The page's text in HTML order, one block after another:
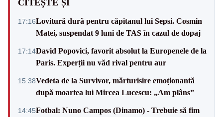
CITEȘTE ȘI
17:16Lovitură dură pentru căpitanul lui Sepsi. Cosmin
Matei, suspendat 9 luni de TAS în cazul de dopaj
17:14David Popovici, favorit absolut la Europenele de la
Paris. Experții nu văd rival pentru aur
15:38Vedeta de la Survivor, mărturisire emoționantă
după moartea lui Mircea Lucescu: „Am plâns”
14:45Fotbal: Nuno Campos (Dinamo) - Trebuie să fim